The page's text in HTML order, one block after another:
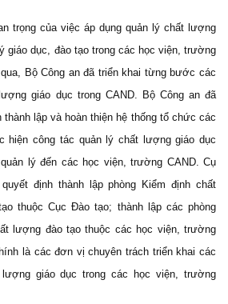
trọng của việc áp dụng quản lý chất lượng
giáo dục, đào tạo trong các học viện, trường
Bộ Công an đã triển khai từng bước các
giáo dục trong CAND. Bộ Công an đã
thành lập và hoàn thiện hệ thống tổ chức các
hiện công tác quản lý chất lượng giáo dục
lý đến các học viện, trường CAND. Cụ
định thành lập phòng Kiểm định chất
thuộc Cục Đào tạo; thành lập các phòng
lượng đào tạo thuộc các học viện, trường
là các đơn vị chuyên trách triển khai các
giáo dục trong các học viện, trường